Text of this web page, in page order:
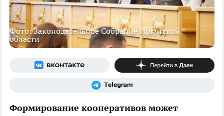
Фото: Законодательное Собрание Иркутской
области
Формирование кооперативов может